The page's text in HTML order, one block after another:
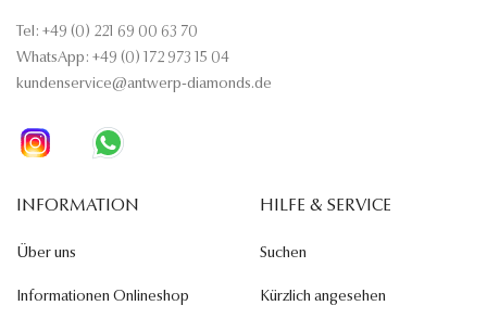
Tel: +49 (0) 221 69 00 63 70
WhatsApp: +49 (0) 172 973 15 04
kundenservice@antwerp-diamonds.de
INFORMATION
Über uns
Informationen Onlineshop
HILFE & SERVICE
Suchen
Kürzlich angesehen